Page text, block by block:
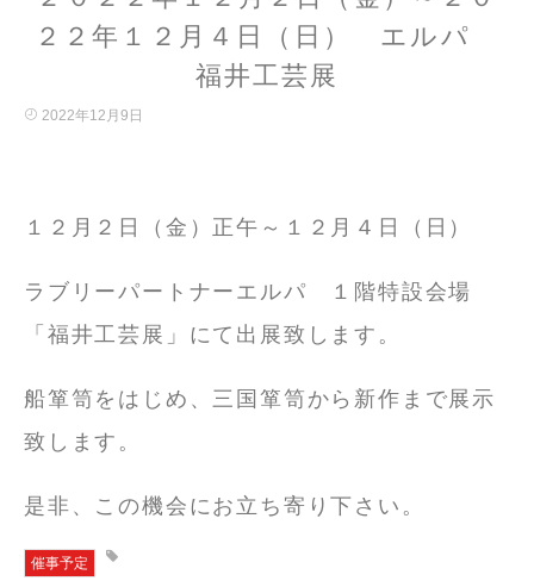
２２年１２月４日（日） エルパ
福井工芸展
2022年12月9日
１２月２日（金）正午～１２月４日（日）
ラブリーパートナーエルパ １階特設会場
「福井工芸展」にて出展致します。
船箪笥をはじめ、三国箪笥から新作まで展示
致します。
是非、この機会にお立ち寄り下さい。
催事予定